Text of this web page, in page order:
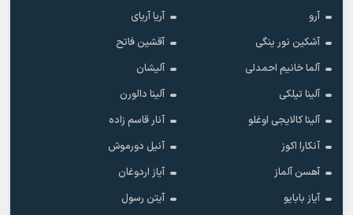
آرو
آریا آریای
آشکین نور ینگی
آقشین فاتح
آلما خانیم احمدلی
آلیشان
آلینا تیلکی
آلینا دالورن
آلینا کالایجی اوغلو
آنار قاسم زاده
آنکارا اکوز
آنیل دورموش
آهسن آلماز
آیاز اردوغان
آیاز بابایو
آیتن رسول